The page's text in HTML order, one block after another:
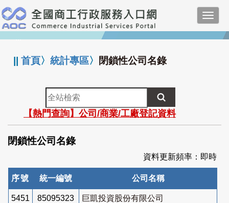
跳
到
主
要
:::
||首頁〉統計專區〉 閉鎖性公司名錄
全
站
檢
索
【熱門查詢】公司/商業/工廠登記資料
閉鎖性公司名錄
資料更新頻率：即時
序號 統一編號 公司名稱
5451 85095323 巨凱投資股份有限公司